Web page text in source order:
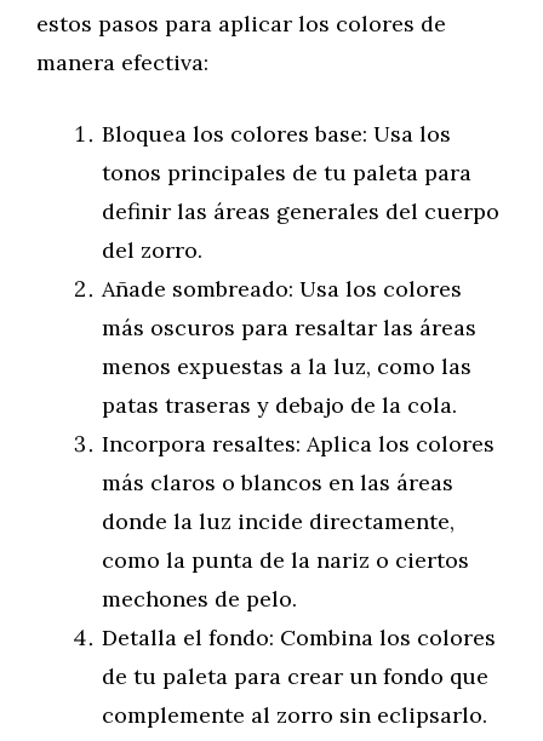
estos pasos para aplicar los colores de
manera efectiva:
Bloquea los colores base: Usa los
tonos principales de tu paleta para
definir las áreas generales del cuerpo
del zorro.
Añade sombreado: Usa los colores
más oscuros para resaltar las áreas
menos expuestas a la luz, como las
patas traseras y debajo de la cola.
Incorpora resaltes: Aplica los colores
más claros o blancos en las áreas
donde la luz incide directamente,
como la punta de la nariz o ciertos
mechones de pelo.
Detalla el fondo: Combina los colores
de tu paleta para crear un fondo que
complemente al zorro sin eclipsarlo.